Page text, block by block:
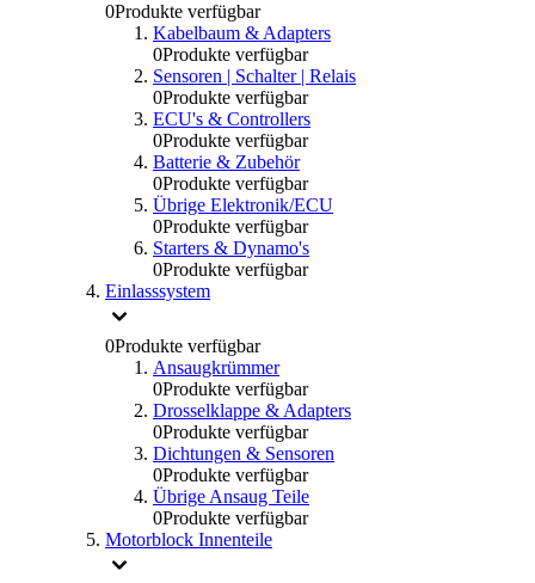
0Produkte verfügbar
Kabelbaum & Adapters
0Produkte verfügbar
Sensoren | Schalter | Relais
0Produkte verfügbar
ECU's & Controllers
0Produkte verfügbar
Batterie & Zubehör
0Produkte verfügbar
Übrige Elektronik/ECU
0Produkte verfügbar
Starters & Dynamo's
0Produkte verfügbar
Einlasssystem
0Produkte verfügbar
Ansaugkrümmer
0Produkte verfügbar
Drosselklappe & Adapters
0Produkte verfügbar
Dichtungen & Sensoren
0Produkte verfügbar
Übrige Ansaug Teile
0Produkte verfügbar
Motorblock Innenteile